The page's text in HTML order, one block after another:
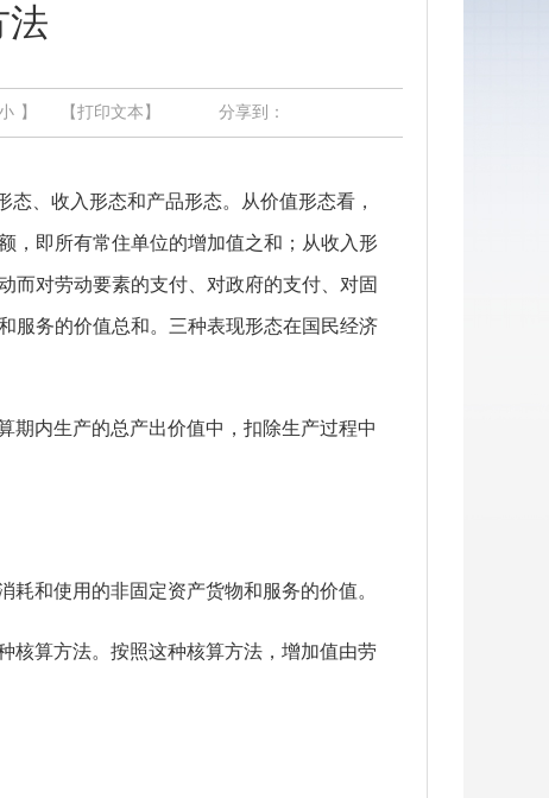
法
】 【打印文本】 分享到：
、收入形态和产品形态。从价值形态看，
，即所有常住单位的增加值之和；从收入形
而对劳动要素的支付、对政府的支付、对固
服务的价值总和。三种表现形态在国民经济
内生产的总产出价值中，扣除生产过程中
和使用的非固定资产货物和服务的价值。
算方法。按照这种核算方法，增加值由劳